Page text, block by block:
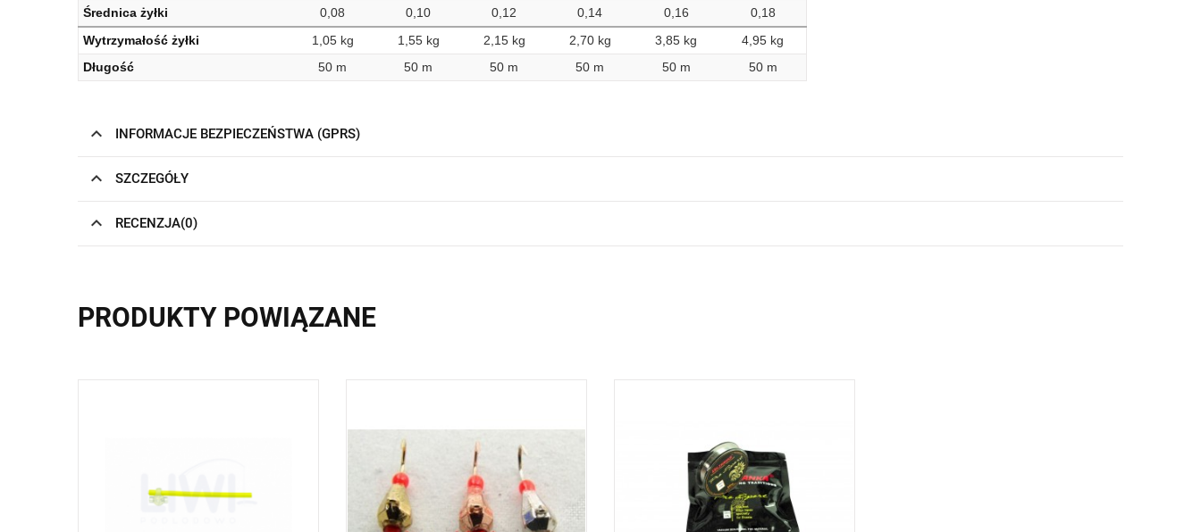
Średnica żyłki 0,08 0,10 0,12 0,14 0,16
0,18
Wytrzymałość żyłki
1,05 kg 1,55 kg 2,15 kg 2,70 kg 3,85 kg
4,95 kg
Długość
50 m 50 m 50 m 50 m 50 m 50 m
INFORMACJE BEZPIECZEŃSTWA (GPRS)
SZCZEGÓŁY
RECENZJA(0)
PRODUKTY POWIĄZANE